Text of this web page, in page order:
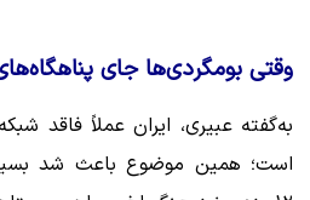
وقتی بومگردی‌ها جای
به‌گفته عبیری، ایران عملاً فاقد
است؛ همین موضوع باعث شد